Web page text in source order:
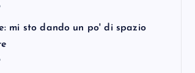
mi sto dando un po' di spazio